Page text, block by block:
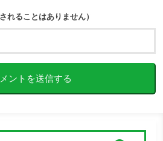
れることはありません）
ントを送信する